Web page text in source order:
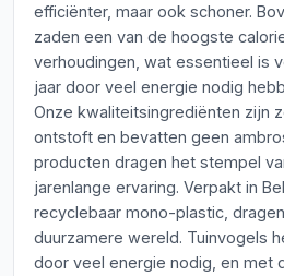
efficiënter, maar ook schoner.
zaden een van de hoogste
verhoudingen, wat essentieel is
jaar door veel energie nodig
Onze kwaliteitsingrediënten zijn
ontstoft en bevatten geen
producten dragen het stempel
jarenlange ervaring. Verpakt in
recyclebaar mono-plastic,
duurzamere wereld. Tuinvogels
door veel energie nodig, en met